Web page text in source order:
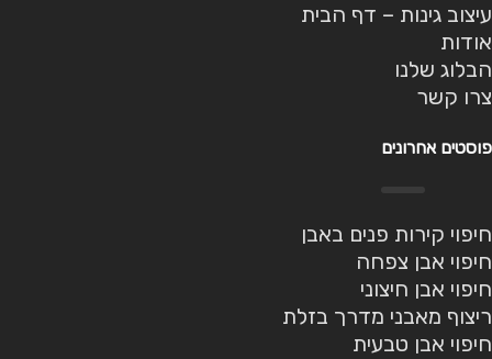
עיצוב גינות – דף הבית
אודות
הבלוג שלנו
צרו קשר
פוסטים אחרונים
חיפוי קירות פנים באבן
חיפוי אבן צפחה
חיפוי אבן חיצוני
ריצוף מאבני מדרך בזלת
חיפוי אבן טבעית